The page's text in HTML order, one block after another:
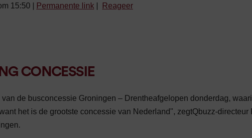
15:50 Permanente link Reageer
CONCESSIE
de busconcessie Groningen – Drentheafgelopen donderdag,
het is de grootste concessie van Nederland", zegtQbuzz-directeur